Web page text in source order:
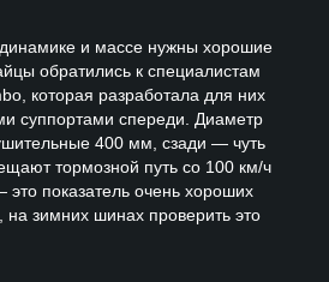
и массе нужны хорошие
обратились к специалистам
которая разработала для них
суппортами спереди. Диаметр
400 мм, сзади — чуть
тормозной путь со 100 км/ч
показатель очень хороших
зимних шинах проверить это